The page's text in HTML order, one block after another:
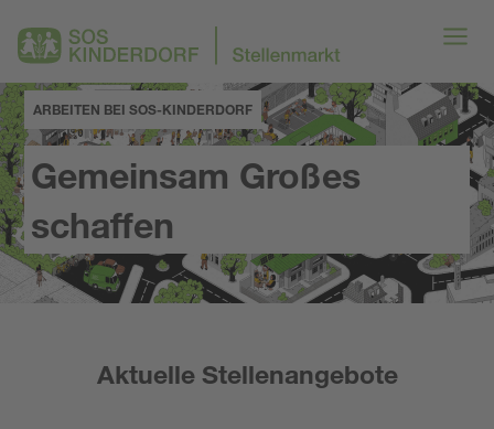
ARBEITEN BEI SOS-KINDERDORF
Gemeinsam Großes
schaffen
Aktuelle Stellenangebote